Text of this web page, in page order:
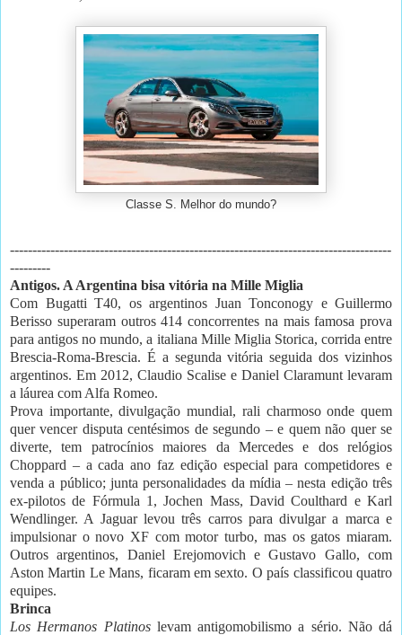
Classe S. Melhor do mundo?
-------------------------------------------------------------------------------------
---------
Antigos. A Argentina bisa vitória na Mille Miglia
Com Bugatti T40, os argentinos Juan Tonconogy e Guillermo
Berisso superaram outros 414 concorrentes na mais famosa prova
para antigos no mundo, a italiana Mille Miglia Storica, corrida entre
Brescia-Roma-Brescia. É a segunda vitória seguida dos vizinhos
argentinos. Em 2012, Claudio Scalise e Daniel Claramunt levaram
a láurea com Alfa Romeo.
Prova importante, divulgação mundial, rali charmoso onde quem
quer vencer disputa centésimos de segundo – e quem não quer se
diverte, tem patrocínios maiores da Mercedes e dos relógios
Choppard – a cada ano faz edição especial para competidores e
venda a público; junta personalidades da mídia – nesta edição três
ex-pilotos de Fórmula 1, Jochen Mass, David Coulthard e Karl
Wendlinger. A Jaguar levou três carros para divulgar a marca e
impulsionar o novo XF com motor turbo, mas os gatos miaram.
Outros argentinos, Daniel Erejomovich e Gustavo Gallo, com
Aston Martin Le Mans, ficaram em sexto. O país classificou quatro
equipes.
Brinca
Los Hermanos Platinoslevam antigomobilismo a sério. Não dá